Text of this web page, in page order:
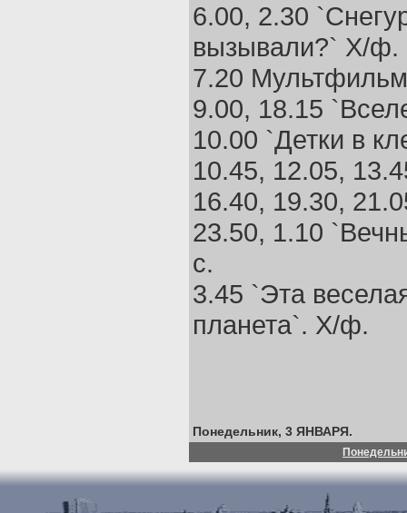
6.00, 2.30
вызывали?` Х/ф.
7.20
9.00, 18.15
10.00 `Детки в
10.45, 12.05,
16.40, 19.30,
23.50, 1.10
с.
3.45 `Эта
планета`. Х/ф.
Понедельник, 3 ЯНВАРЯ.